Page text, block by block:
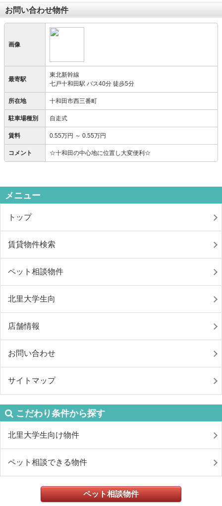
お問い合わせ物件
画像
最寄駅
東北新幹線
七戸十和田駅 バス40分 徒歩5分
所在地 十和田市西三番町
駐車場種別 自走式
賃料 0.55万円 ～ 0.55万円
コメント ☆十和田の中心地に位置し大変便利☆
メニュー
トップ
賃貸物件検索
ペット相談物件
北里大学生向
店舗情報
お問い合わせ
サイトマップ
こだわり条件から探す
北里大学生向け物件
ペット相談できる物件
ペット相談物件